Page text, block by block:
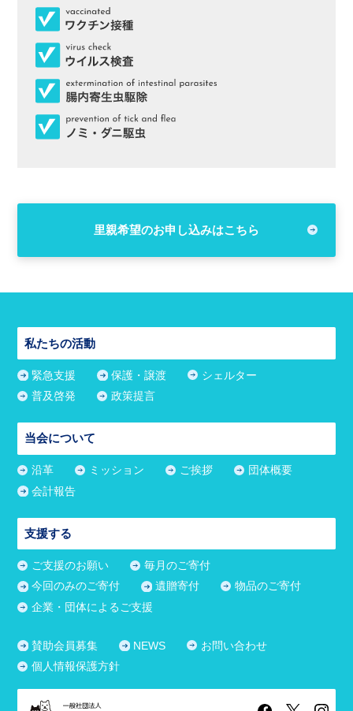
里親希望のお申し込みはこちら
私たちの活動
緊急支援 保護・譲渡
シェルター
普及啓発
政策提言
当会について
沿革 ミッション ご挨拶
団体概要
会計報告
支援する
ご支援のお願い
毎月のご寄付
今回のみのご寄付
遺贈寄付
物品のご寄付
企業・団体によるご支援
賛助会員募集 NEWS
お問い合わせ
個人情報保護方針